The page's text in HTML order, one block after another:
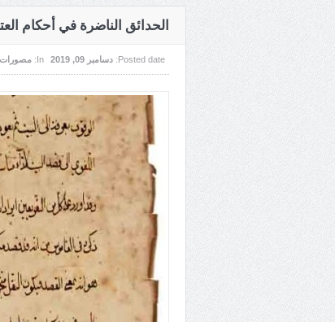
الحدائق الناضرة في أحكام
Posted date: دسامبر 09, 2019 In: